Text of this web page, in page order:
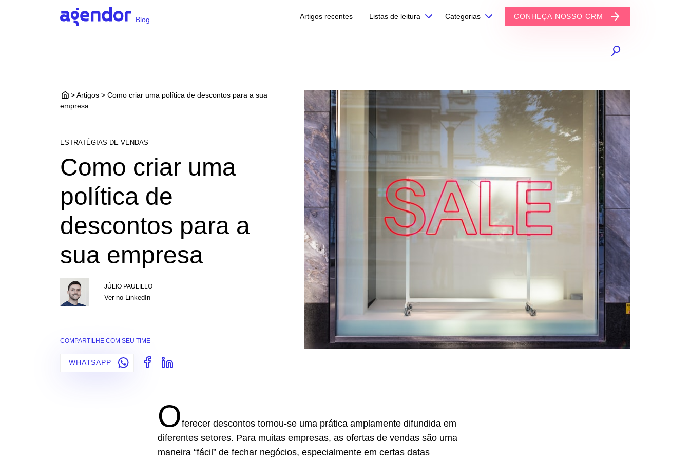
Blog Artigos recentes Listas de leitura Categorias CONHEÇA NOSSO CRM
> Artigos > Como criar uma política de descontos para a sua
empresa
ESTRATÉGIAS DE VENDAS
Como criar uma
política de
descontos para a
sua empresa
JÚLIO PAULILLO
Ver no LinkedIn
COMPARTILHE COM SEU TIME
WHATSAPP
Oferecer descontos tornou-se uma prática amplamente difundida em
diferentes setores. Para muitas empresas, as ofertas de vendas são uma
maneira “fácil” de fechar negócios, especialmente em certas datas